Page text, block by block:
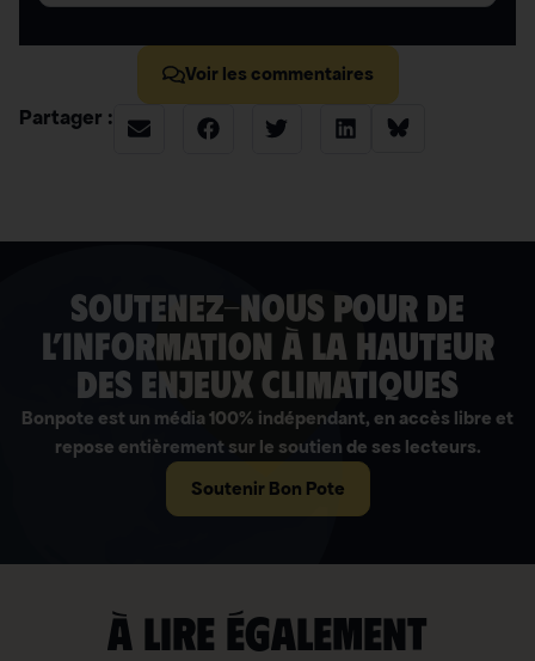
Voir les commentaires
Partager :
soutenez-nous pour de
l’information à la hauteur
des enjeux climatiques
Bonpote est un média 100% indépendant, en accès libre et
repose entièrement sur le soutien de ses lecteurs.
Soutenir Bon Pote
À lire également